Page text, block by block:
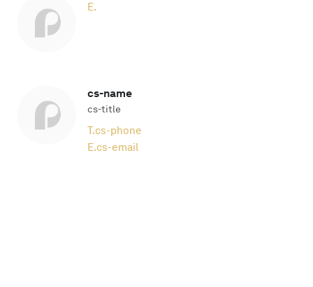
E.
cs-name
cs-title
T.cs-phone
E.cs-email